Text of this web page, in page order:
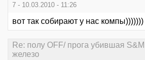
7 - 10.03.2010 - 11:26
вот так собирают у нас компы)))))))
Re: полу OFF/ прога убившая
железо